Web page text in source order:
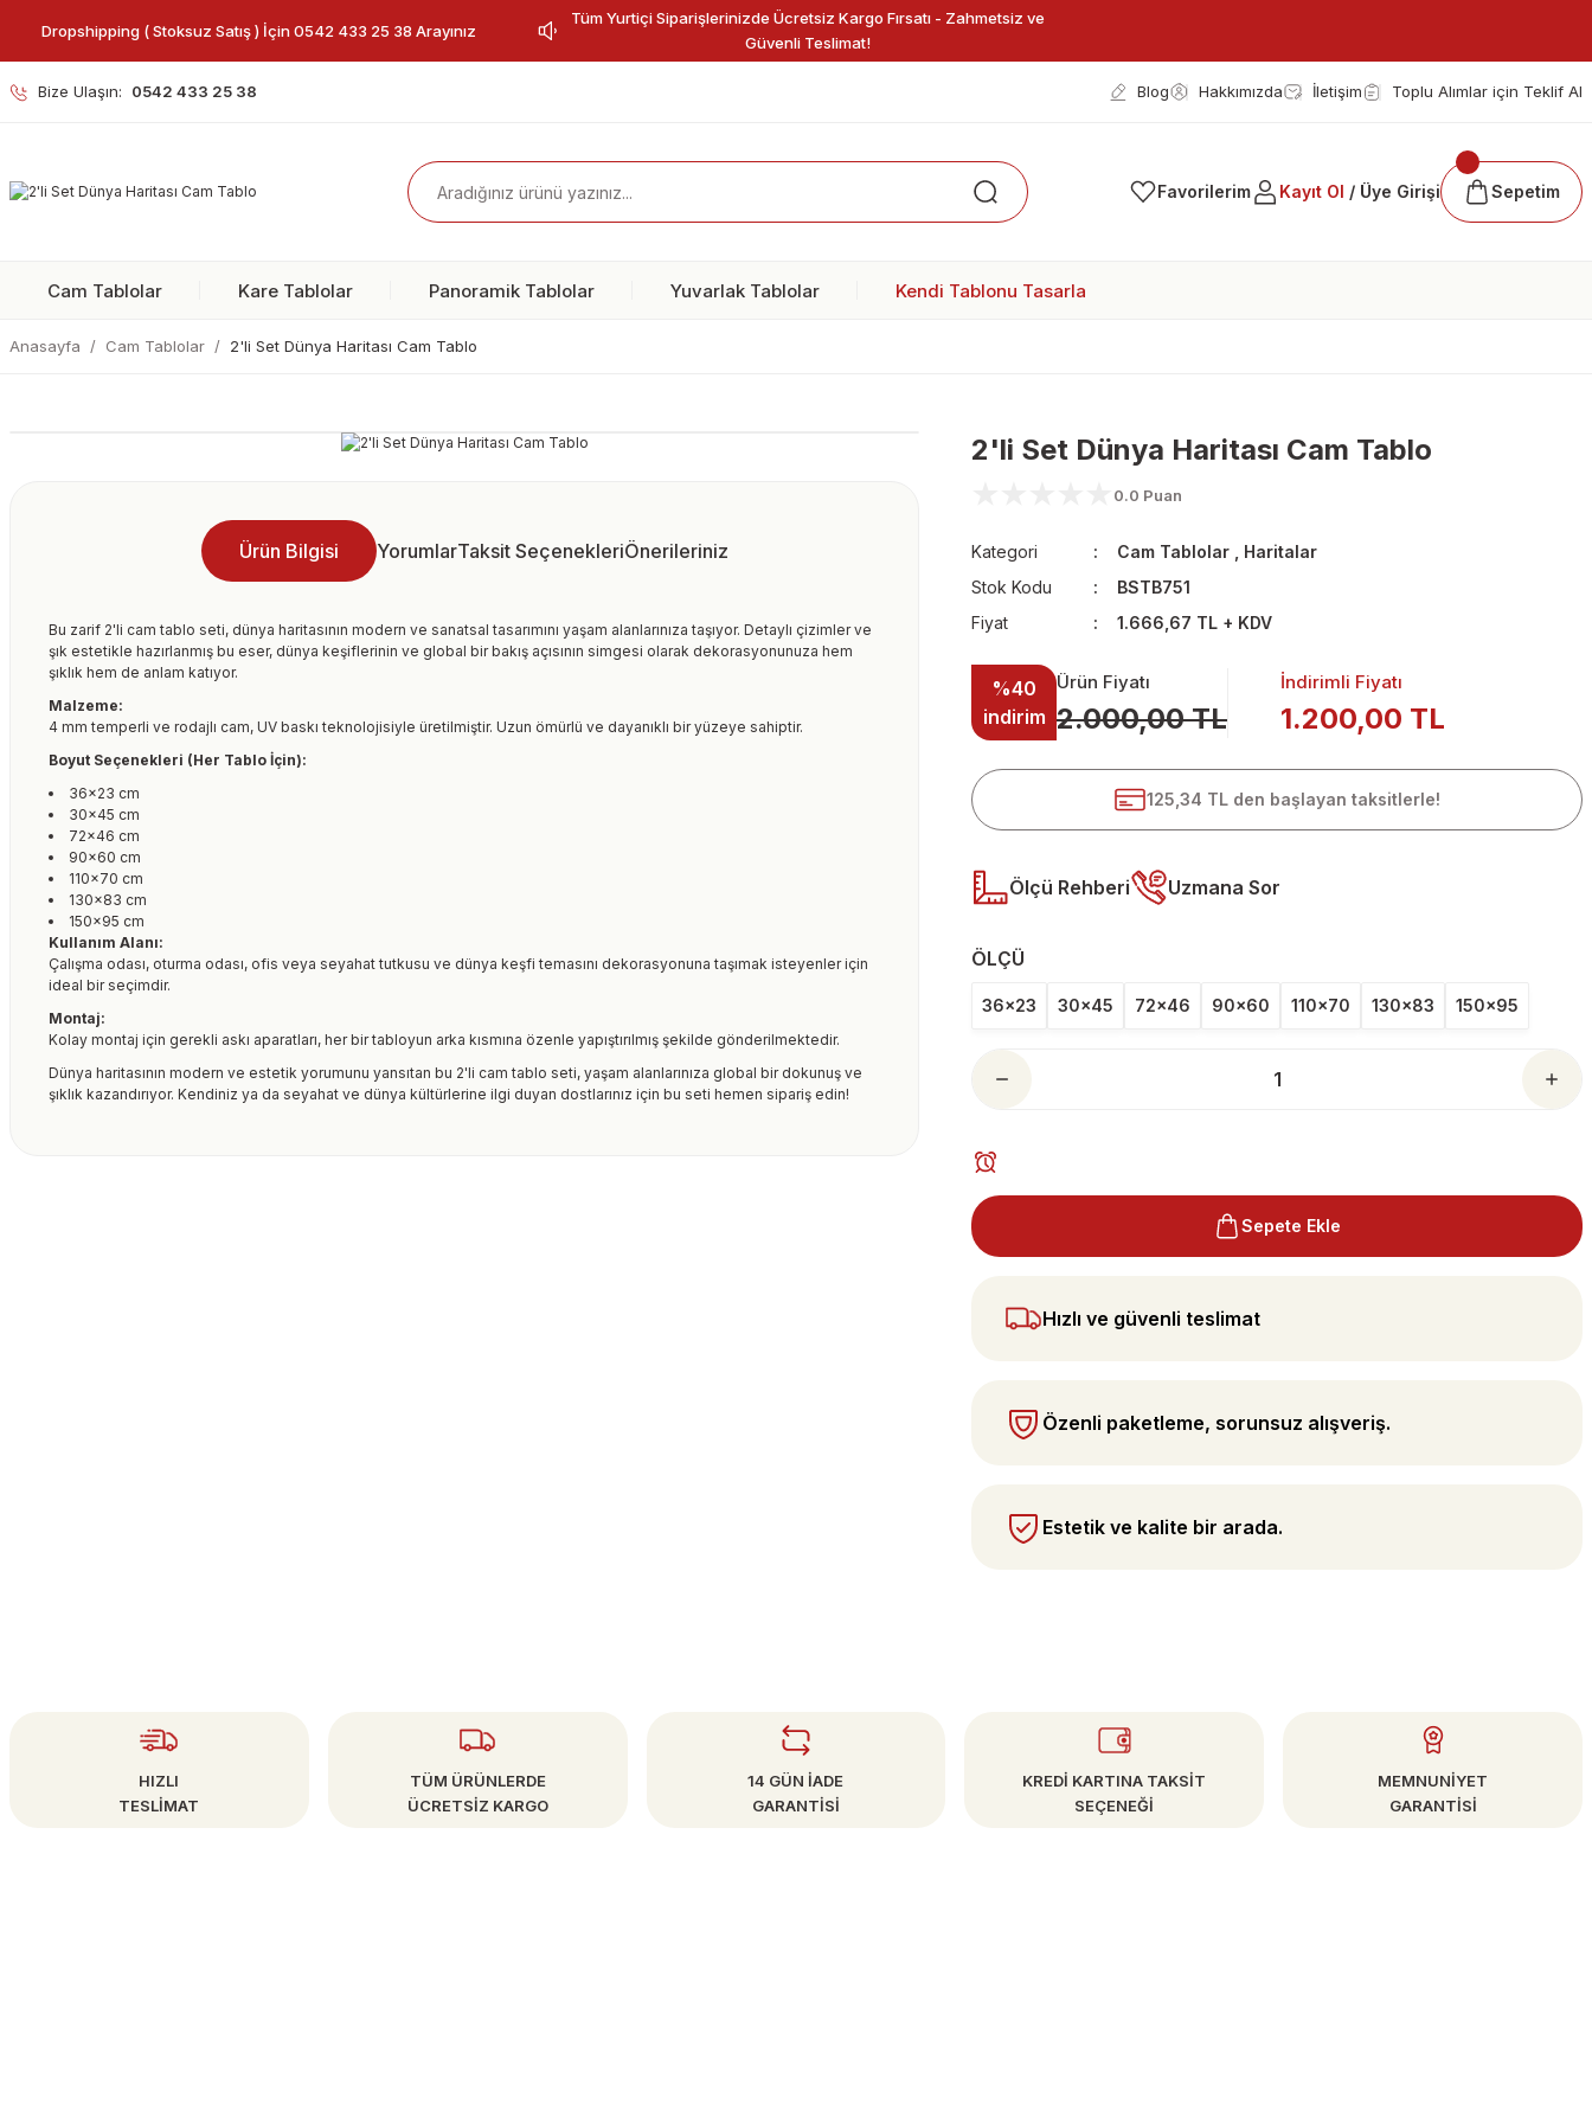
Dropshipping ( Stoksuz Satış ) İçin 0542 433 25 38 Arayınız
Tüm Yurtiçi Siparişlerinizde Ücretsiz Kargo Fırsatı - Zahmetsiz ve
Güvenli Teslimat!
Bize Ulaşın: 0542 433 25 38 Blog Hakkımızda İletişim Toplu Alımlar için Teklif Al
Favorilerim Kayıt Ol / Üye Girişi Sepetim
Cam Tablolar Kare Tablolar Panoramik Tablolar Yuvarlak Tablolar Kendi Tablonu Tasarla
Anasayfa Cam Tablolar 2'li Set Dünya Haritası Cam Tablo
Ürün Bilgisi YorumlarTaksit SeçenekleriÖnerileriniz
Bu zarif 2'li cam tablo seti, dünya haritasının modern ve sanatsal tasarımını yaşam alanlarınıza taşıyor. Detaylı çizimler ve
şık estetikle hazırlanmış bu eser, dünya keşiflerinin ve global bir bakış açısının simgesi olarak dekorasyonunuza hem
şıklık hem de anlam katıyor.
Malzeme:
4 mm temperli ve rodajlı cam, UV baskı teknolojisiyle üretilmiştir. Uzun ömürlü ve dayanıklı bir yüzeye sahiptir.
Boyut Seçenekleri (Her Tablo İçin):
36×23 cm
30×45 cm
72×46 cm
90×60 cm
110×70 cm
130×83 cm
150×95 cm
Kullanım Alanı:
Çalışma odası, oturma odası, ofis veya seyahat tutkusu ve dünya keşfi temasını dekorasyonuna taşımak isteyenler için
ideal bir seçimdir.
Montaj:
Kolay montaj için gerekli askı aparatları, her bir tabloyun arka kısmına özenle yapıştırılmış şekilde gönderilmektedir.
Dünya haritasının modern ve estetik yorumunu yansıtan bu 2'li cam tablo seti, yaşam alanlarınıza global bir dokunuş ve
şıklık kazandırıyor. Kendiniz ya da seyahat ve dünya kültürlerine ilgi duyan dostlarınız için bu seti hemen sipariş edin!
2'li Set Dünya Haritası Cam Tablo
0.0 Puan
Kategori Cam Tablolar
Haritalar
Stok Kodu
BSTB751
Fiyat
1.666,67 TL + KDV
%40
indirim
Ürün Fiyatı
2.000,00 TL
İndirimli Fiyatı
1.200,00 TL
125,34 TL den başlayan taksitlerle!
Ölçü Rehberi Uzmana Sor
ÖLÇÜ
36x23 30x45 72x46 90x60 110x70 130x83 150x95
Sepete Ekle
Hızlı ve güvenli teslimat
Özenli paketleme, sorunsuz alışveriş.
Estetik ve kalite bir arada.
HIZLI
TESLİMAT
TÜM ÜRÜNLERDE
ÜCRETSİZ KARGO
14 GÜN İADE
GARANTİSİ
KREDİ KARTINA TAKSİT
SEÇENEĞİ
MEMNUNİYET
GARANTİSİ